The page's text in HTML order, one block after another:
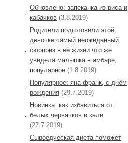
Обновлено: запеканка из риса и
кабачков (3.8.2019)
Родители подготовили этой
девочке самый неожиданный
сюрприз в её жизни что же
увидела малышка в амбаре,
популярное (1.8.2019)
Популярное: яна франк, с днём
рождения (29.7.2019)
Новинка: как избавиться от
белых червячков в кале
(27.7.2019)
Сыроедческая диета поможет